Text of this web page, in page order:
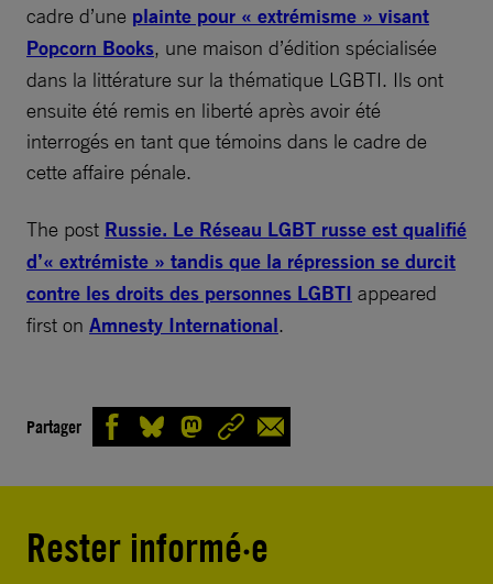
cadre d’une plainte pour « extrémisme » visant
Popcorn Books, une maison d’édition spécialisée
dans la littérature sur la thématique LGBTI. Ils ont
ensuite été remis en liberté après avoir été
interrogés en tant que témoins dans le cadre de
cette affaire pénale.
The post Russie. Le Réseau LGBT russe est qualifié
d’« extrémiste » tandis que la répression se durcit
contre les droits des personnes LGBTI appeared
first on Amnesty International.
Partager
Rester informé·e